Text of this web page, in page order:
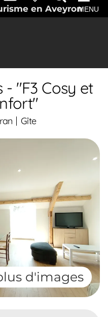
en AveyronMENU
"F3 Cosy et
Gîte
d'images